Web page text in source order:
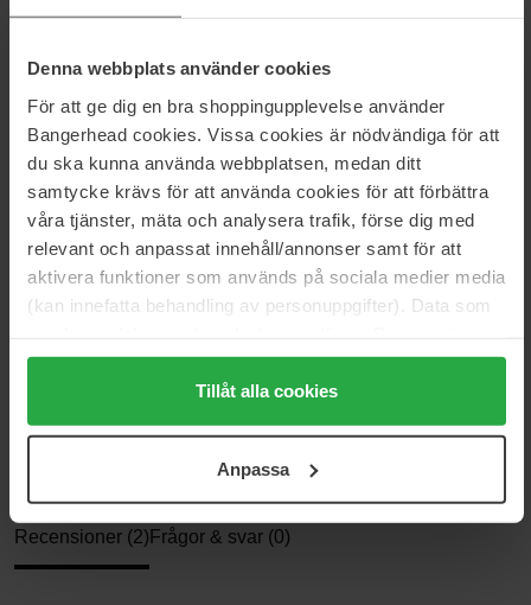
Denna webbplats använder cookies
För att ge dig en bra shoppingupplevelse använder
Bangerhead cookies. Vissa cookies är nödvändiga för att
du ska kunna använda webbplatsen, medan ditt
samtycke krävs för att använda cookies för att förbättra
våra tjänster, mäta och analysera trafik, förse dig med
relevant och anpassat innehåll/annonser samt för att
aktivera funktioner som används på sociala medier media
(kan innefatta behandling av personuppgifter). Data som
trycka på "Tillåt alla cookies" accepterar du alla cookies,
medan du under "Detaljer" kan anpassa användningen av
cookies. Du kan när som helst återkalla ditt samtycke.
Tillåt alla cookies
Anpassa
binder fukten i huden och skapar en effektiv barriär mot uttorkning.
Allergitestad.
100% parfymfri.
Storlek: 50 ml
Artikelnummer: 81376
Kategorier:
Startsida
Maximum Hydrator For Men
Recensioner (2) Frågor & svar (0)